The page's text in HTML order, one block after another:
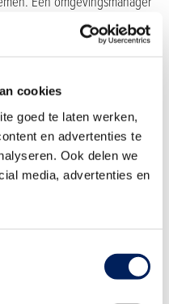
cookies
goed te laten werken,
en advertenties te
Ook delen we
media, advertenties en
communicatie,
al kan de focus per
Omgevingswet en
samenwerking tussen
Uit dit onderzoek komt naar
zij verbeteringen waar het